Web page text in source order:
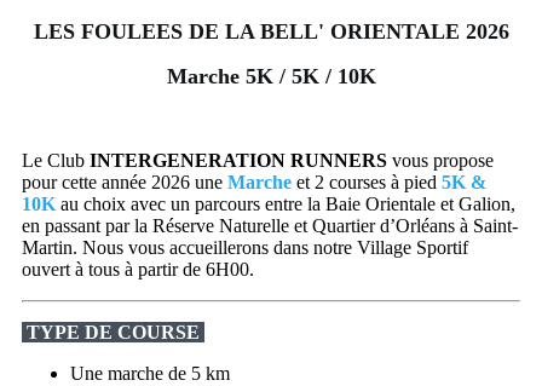
LES FOULEES DE LA BELL' ORIENTALE 2026
Marche 5K / 5K / 10K
Le Club INTERGENERATION RUNNERS vous propose
pour cette année 2026 une Marche et 2 courses à pied 5K &
10K au choix avec un parcours entre la Baie Orientale et Galion,
en passant par la Réserve Naturelle et Quartier d’Orléans à Saint-
Martin. Nous vous accueillerons dans notre Village Sportif
ouvert à tous à partir de 6H00.
TYPE DE COURSE
Une marche de 5 km